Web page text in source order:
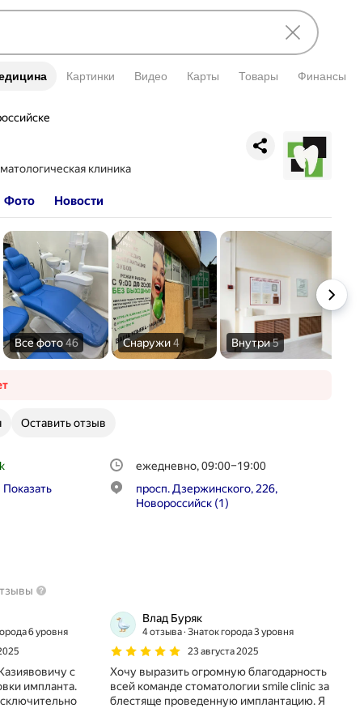
Картинки Видео Карты Товары Финансы
клиника
Фото Новости
Все фото46 Снаружи4 Внутри5
Оставить отзыв
Показать
ежедневно, 09:00–19:00
просп. Дзержинского, 226,
Новороссийск (1)
6 уровня
с
импланта.
Влад Буряк
4 отзыва Знаток города 3 уровня
23 августа 2025
Хочу выразить огромную благодарность
всей команде стоматологии smile clinic за
блестяще проведенную имплантацию. Я